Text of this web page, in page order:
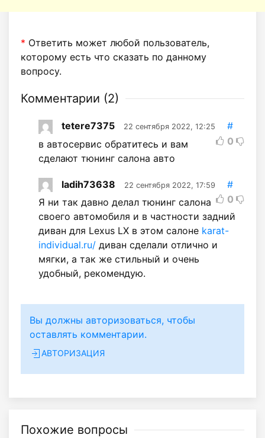
* Ответить может любой пользователь,
которому есть что сказать по данному
вопросу.
Комментарии (2)
tetere7375 22 сентября 2022, 12:25
#
0
в автосервис обратитесь и вам
сделают тюнинг салона авто
ladih73638 22 сентября 2022, 17:59
#
0
Я ни так давно делал тюнинг салона
своего автомобиля и в частности задний
диван для Lexus LX в этом салоне karat-
individual.ru/ диван сделали отлично и
мягки, а так же стильный и очень
удобный, рекомендую.
Вы должны авторизоваться, чтобы
оставлять комментарии.
АВТОРИЗАЦИЯ
Похожие вопросы